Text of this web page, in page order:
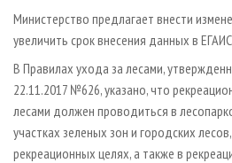
Министерство предлагает внести
увеличить срок внесения данных в
В Правилах ухода за лесами,
22.11.2017 №626, указано, что
лесами должен проводиться в
участках зеленых зон и городских
рекреационных целях, а также в